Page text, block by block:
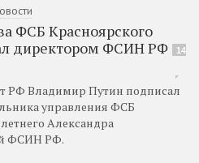
ФСБ Красноярского
директором ФСИН РФ
14
РФ Владимир Путин подписал
управления ФСБ
Александра
ФСИН РФ.